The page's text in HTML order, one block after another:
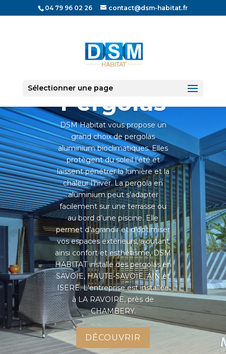
04 79 96 02 26 contact@dsm-habitat.fr
Sélectionner une page
Pergolas
DSM Habitat vous propose un
grand choix de pergolas
aluminium bioclimatiques. Elles
protègent du soleil l’été et
laissent pénétrer la lumière et la
chaleur l’hiver. La pergola en
aluminium peut s’adapter
facilement sur une terrasse ou
au bord d’une piscine. Elle
permet d’agrandir et d’optimiser
vos espaces extérieurs, ajoutant
ainsi confort et esthétisme. DSM
HABITAT installe des pergolas en
SAVOIE, HAUTE-SAVOIE, AIN et
ISERE. L'entreprise est installée
à LA RAVOIRE, près de
CHAMBERY.
DÉCOUVRIR